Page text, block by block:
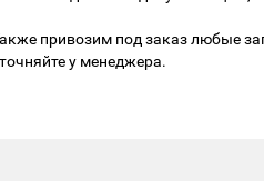
привозим под заказ любые
у менеджера.